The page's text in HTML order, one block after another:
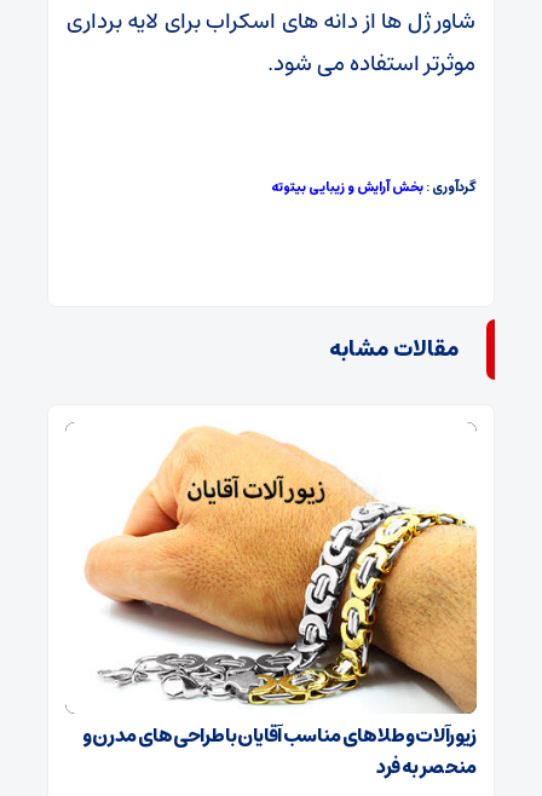
شاور ژل ها از دانه های اسکراب برای لایه برداری
موثرتر استفاده می شود.
گردآوری :بخش آرایش و زیبایی بیتوته
مقالات مشابه
زیورآلات و طلاهای مناسب آقایان با طراحی‌های مدرن و
منحصر به فرد